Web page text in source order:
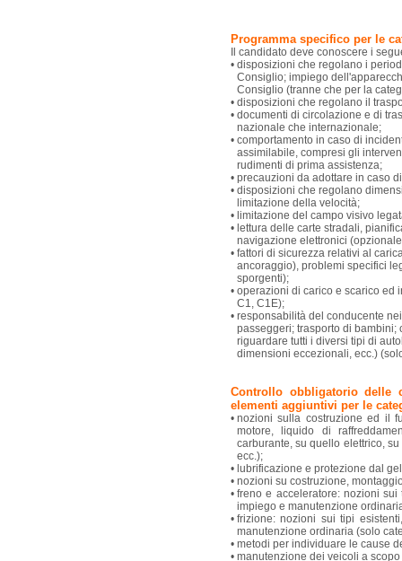
Programma specifico per le
Il candidato deve conoscere i
• disposizioni che regolano i
Consiglio; impiego
Consiglio (tranne che per la
• disposizioni che regolano il
• documenti di circolazione e di
nazionale che internazionale;
• comportamento in caso di
assimilabile, compresi gli
rudimenti di prima assistenza;
• precauzioni da adottare in caso
• disposizioni che regolano
limitazione della velocità;
• limitazione del campo visivo
• lettura delle carte stradali,
navigazione elettronici
• fattori di sicurezza relativi al
ancoraggio), problemi specifici
sporgenti);
• operazioni di carico e scarico ed
C1, C1E);
• responsabilità del conducente
passeggeri; trasporto di
riguardare tutti i diversi tipi di
dimensioni eccezionali, ecc.)
Controllo obbligatorio delle
elementi aggiuntivi per le
• nozioni sulla costruzione ed il
motore, liquido di
carburante, su quello elettrico,
ecc.);
• lubrificazione e protezione dal
• nozioni su costruzione,
• freno e acceleratore: nozioni
impiego e manutenzione
• frizione: nozioni sui tipi
manutenzione ordinaria (solo
• metodi per individuare le cause
• manutenzione dei veicoli a